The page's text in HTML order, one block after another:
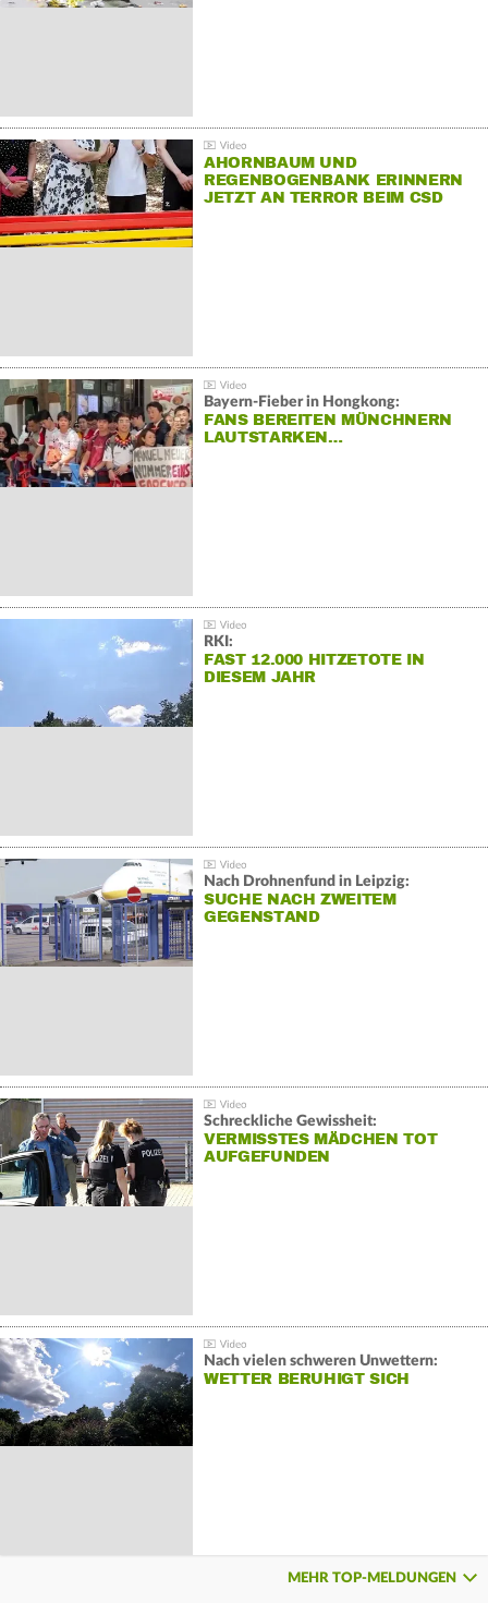
AHORNBAUM UND
REGENBOGENBANK ERINNERN
JETZT AN TERROR BEIM CSD
Bayern-Fieber in Hongkong:
FANS BEREITEN MÜNCHNERN
LAUTSTARKEN…
RKI:
FAST 12.000 HITZETOTE IN
DIESEM JAHR
Nach Drohnenfund in Leipzig:
SUCHE NACH ZWEITEM
GEGENSTAND
Schreckliche Gewissheit:
VERMISSTES MÄDCHEN TOT
AUFGEFUNDEN
Nach vielen schweren Unwettern:
WETTER BERUHIGT SICH
MEHR TOP-MELDUNGEN